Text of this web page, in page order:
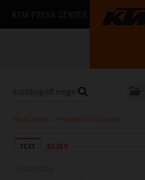
MEDIA
MELDUNGEN PRESSEMITTEILUNGEN
TEXT BILDER